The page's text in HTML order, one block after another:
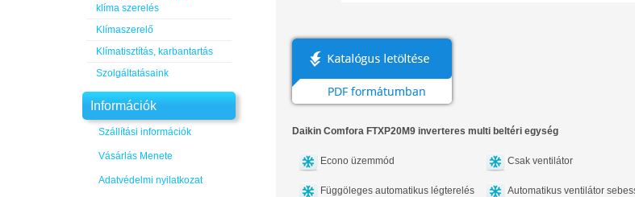
Daikin Comfora FTXP20M9 inverteres multi beltéri egység
Econo üzemmód Csak ventilátor
Függöleges automatikus légterelés Automatikus ventilátor
klíma szerelés
Klímaszerelő
Klímatisztítás, karbantartás
Szolgáltatásaink
Információk
Szállítási információk
Vásárlás Menete
Adatvédelmi nyilatkozat